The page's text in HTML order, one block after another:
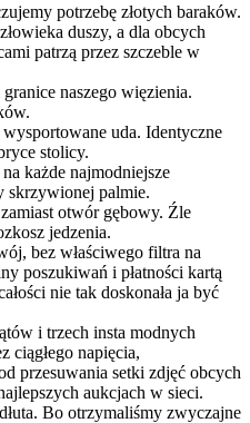
potrzebę złotych baraków.
duszy, a dla obcych
patrzą przez szczeble w
naszego więzienia.
uda. Identyczne
stolicy.
każde najmodniejsze
skrzywionej palmie.
otwór gębowy. Źle
jedzenia.
bez właściwego filtra na
poszukiwań i płatności kartą
nie tak doskonała ja być
i trzech insta modnych
ciągłego napięcia,
przesuwania setki zdjęć obcych
aukcjach w sieci.
Bo otrzymaliśmy zwyczajne